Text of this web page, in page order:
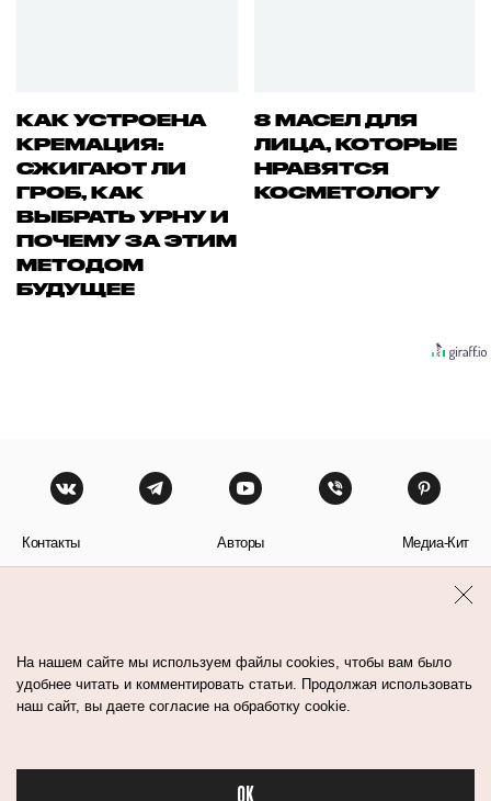
КАК УСТРОЕНА
КРЕМАЦИЯ:
СЖИГАЮТ ЛИ
ГРОБ, КАК
ВЫБРАТЬ УРНУ И
ПОЧЕМУ ЗА ЭТИМ
МЕТОДОМ
БУДУЩЕЕ
8 МАСЕЛ ДЛЯ
ЛИЦА, КОТОРЫЕ
НРАВЯТСЯ
КОСМЕТОЛОГУ
Контакты Авторы Медиа-Кит
На нашем сайте мы используем файлы cookies, чтобы вам было
удобнее читать и комментировать статьи. Продолжая использовать
наш сайт, вы даете согласие на обработку cookie.
OK